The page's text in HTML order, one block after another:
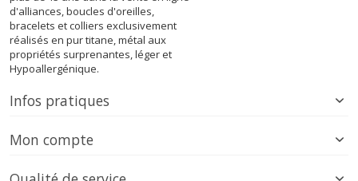
d'alliances, boucles d'oreilles,
bracelets et colliers exclusivement
réalisés en pur titane, métal aux
propriétés surprenantes, léger et
Hypoallergénique.
Infos pratiques
Mon compte